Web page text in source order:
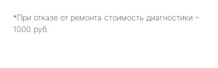
*При отказе от ремонта стоимость диагностики –
1000 руб.